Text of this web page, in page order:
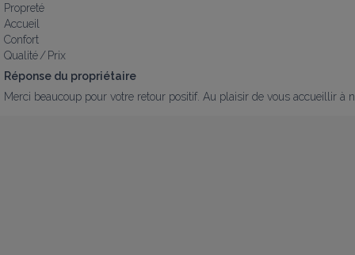
Propreté
Accueil
Confort
Qualité / Prix
Réponse du propriétaire
Merci beaucoup pour votre retour positif. Au plaisir de vous accueillir à